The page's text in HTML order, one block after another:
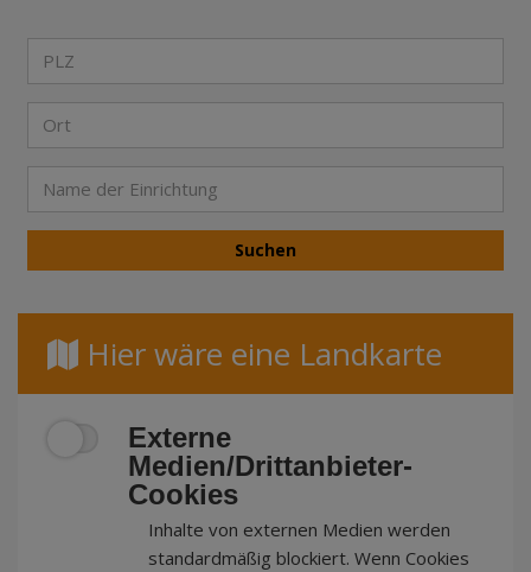
Hier wäre eine Landkarte
Externe
Medien/Drittanbieter-
Cookies
Inhalte von externen Medien werden
standardmäßig blockiert. Wenn Cookies